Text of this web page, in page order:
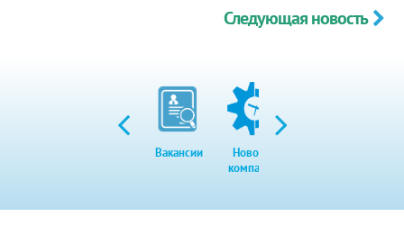
Следующая новость
Вакансии
Новости
компании